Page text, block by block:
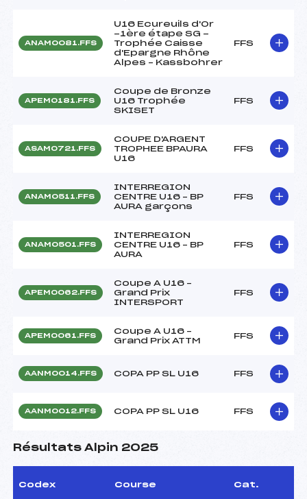
ANAM0081.FFS
U16 Ecureuils d'Or
-1ère étape SG -
Trophée Caisse
d'Epargne Rhône
Alpes – Kassbohrer
FFS
APEM0181.FFS
Coupe de Bronze
U16 Trophée
SKISET
FFS
ASAM0721.FFS
COUPE D'ARGENT
TROPHEE BPAURA
U16
FFS
ANAM0511.FFS
INTERREGION
CENTRE U16 – BP
AURA garçons
FFS
ANAM0501.FFS
INTERREGION
CENTRE U16 – BP
AURA
FFS
APEM0062.FFS
Coupe A U16 –
Grand Prix
INTERSPORT
FFS
APEM0061.FFS
Coupe A U16 –
Grand Prix ATTM
FFS
AANM0014.FFS COPA PP SL U16 FFS
AANM0012.FFS COPA PP SL U16 FFS
Résultats Alpin 2025
Codex Course Cat.